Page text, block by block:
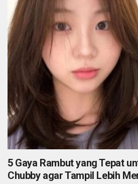
5 Gaya Rambut yang Tepat
Chubby agar Tampil Lebih